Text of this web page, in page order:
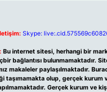
Skype:
Bu internet sitesi, herhangi bir
bağlantısı bulunmamaktadır.
makaleler paylaşılmaktadır.
taşımamakta olup, gerçek kurum
Gerçek kurum ve